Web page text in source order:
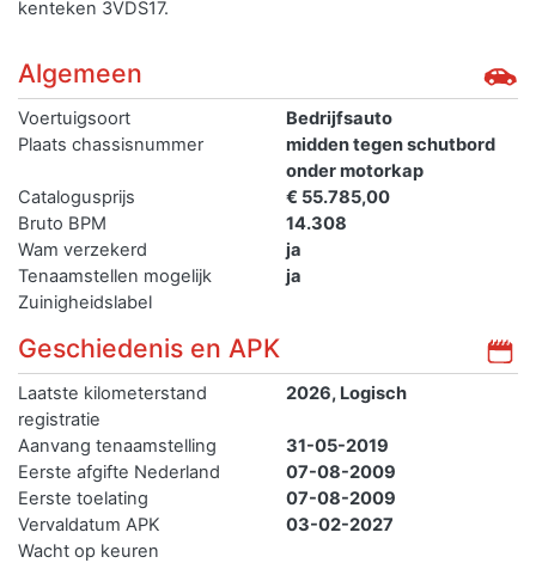
kenteken 3VDS17.
Algemeen
Voertuigsoort
Bedrijfsauto
Plaats chassisnummer
midden tegen schutbord
onder motorkap
Catalogusprijs
€ 55.785,00
Bruto BPM
14.308
Wam verzekerd
ja
Tenaamstellen mogelijk
ja
Zuinigheidslabel
Geschiedenis en APK
Laatste kilometerstand
registratie
2026, Logisch
Aanvang tenaamstelling
31-05-2019
Eerste afgifte Nederland
07-08-2009
Eerste toelating
07-08-2009
Vervaldatum APK
03-02-2027
Wacht op keuren